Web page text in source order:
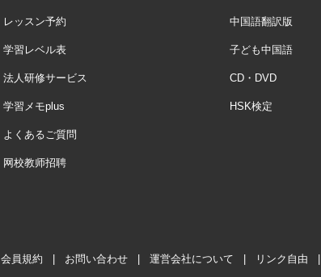
レッスン予約
学習レベル表
法人研修サービス
学習メモplus
よくあるご質問
网校教师招聘
中国語翻訳版
子ども中国語
CD・DVD
HSK検定
会員規約 お問い合わせ 運営会社について リンク自由